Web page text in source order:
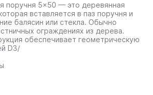
поручня 5×50 — это деревянная
вставляется в паз поручня и
балясин или стекла. Обычно
ограждениях из дерева.
обеспечивает геометрическую
D3/